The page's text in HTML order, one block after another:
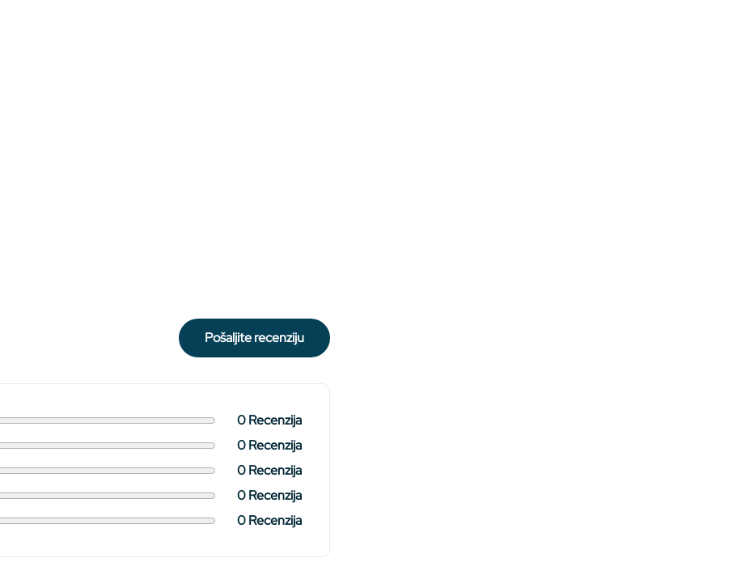
pošaljite recenziju
0 Recenzija
0 Recenzija
0 Recenzija
0 Recenzija
0 Recenzija